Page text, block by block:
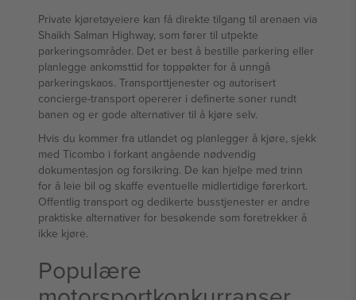
Private kjøretøyeiere kan få direkte tilgang til arenaen via
Shaikh Salman Highway, som fører til utpekte
parkeringsområder. Det er best å bestille parkering eller
planlegge ankomsttid for toppøkter for å unngå
parkeringskaos. Transporttjenester og autorisert
concierge-transport opererer i definerte soner rundt
banen og er gode alternativer til å kjøre selv.
Hvis du kommer fra utlandet og planlegger å kjøre, sjekk
med Ticombo i forkant angående nødvendig
dokumentasjon og forsikring. De kan hjelpe med trinn
for å leie bil og skaffe eventuelle midlertidige førerkort.
Offentlig transport og dedikerte busstjenester er andre
praktiske alternativer for besøkende som foretrekker å
ikke kjøre.
Populære